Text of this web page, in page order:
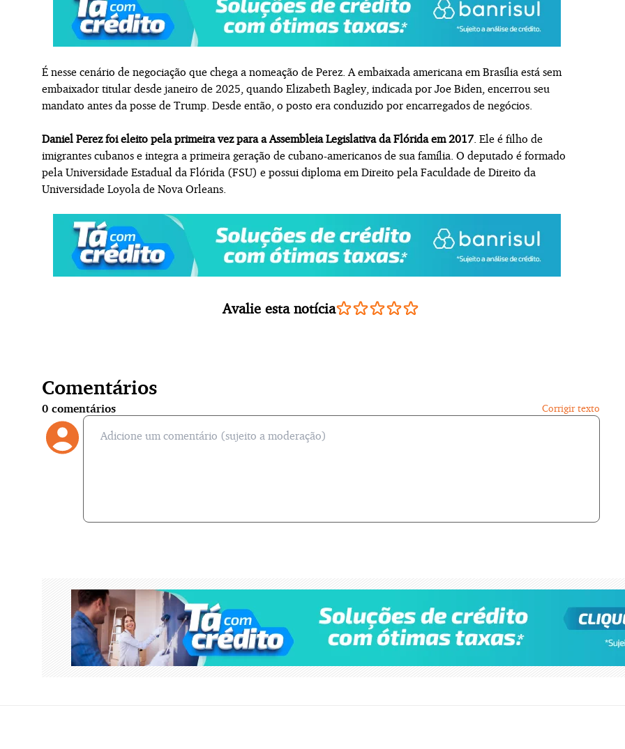
É nesse cenário de negociação que chega a nomeação de Perez. A embaixada americana em Brasília está sem
embaixador titular desde janeiro de 2025, quando Elizabeth Bagley, indicada por Joe Biden, encerrou seu
mandato antes da posse de Trump. Desde então, o posto era conduzido por encarregados de negócios.
Daniel Perez foi eleito pela primeira vez para a Assembleia Legislativa da Flórida em 2017. Ele é filho de
imigrantes cubanos e integra a primeira geração de cubano-americanos de sua família. O deputado é formado
pela Universidade Estadual da Flórida (FSU) e possui diploma em Direito pela Faculdade de Direito da
Universidade Loyola de Nova Orleans.
Avalie esta notícia
Comentários
0 comentários Corrigir texto